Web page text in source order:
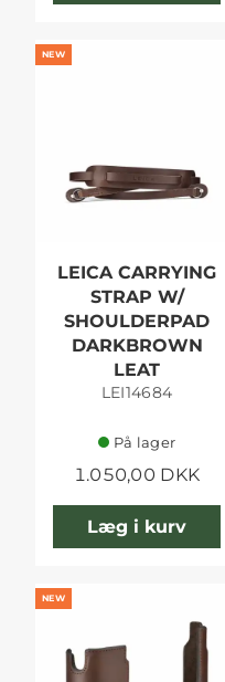
NEW
LEICA CARRYING
STRAP W/
SHOULDERPAD
DARKBROWN
LEAT
LEI14684
På lager
1.050,00 DKK
Læg i kurv
NEW